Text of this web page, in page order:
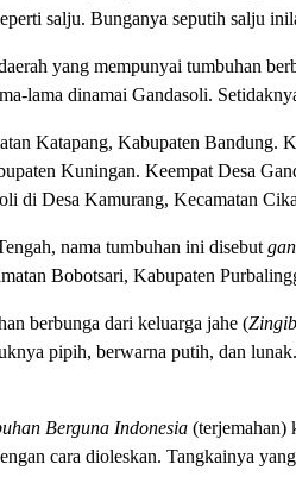
salju. Bunganya seputih salju
yang mempunyai tumbuhan
lama dinamai Gandasoli.
Katapang, Kabupaten Bandung.
Kuningan. Keempat Desa
di Desa Kamurang, Kecamatan
nama tumbuhan ini disebut
Bobotsari, Kabupaten
berbunga dari keluarga jahe (
pipih, berwarna putih, dan
Berguna Indonesia(terjemahan)
cara dioleskan. Tangkainya